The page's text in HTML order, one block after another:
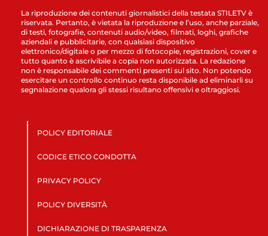
La riproduzione dei contenuti giornalistici della testata STILETV è
riservata. Pertanto, è vietata la riproduzione e l’uso, anche parziale,
di testi, fotografie, contenuti audio/video, filmati, loghi, grafiche
aziendali e pubblicitarie, con qualsiasi dispositivo
elettronico/digitale o per mezzo di fotocopie, registrazioni, cover e
tutto quanto è ascrivibile a copia non autorizzata. La redazione
non è responsabile dei commenti presenti sul sito. Non potendo
esercitare un controllo continuo resta disponibile ad eliminarli su
segnalazione qualora gli stessi risultano offensivi e oltraggiosi.
POLICY EDITORIALE
CODICE ETICO CONDOTTA
PRIVACY POLICY
POLICY DIVERSITÀ
DICHIARAZIONE DI TRASPARENZA